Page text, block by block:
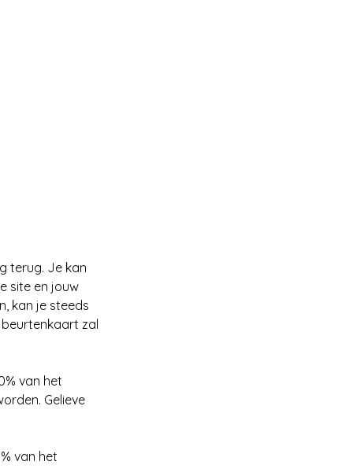
terug. Je kan
site en jouw
kan je steeds
zal
van het
Gelieve
van het